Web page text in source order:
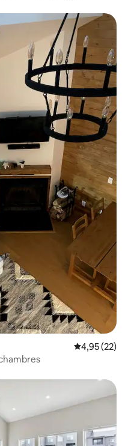
appréciés
Évaluation
4,95 (22)
appréciés